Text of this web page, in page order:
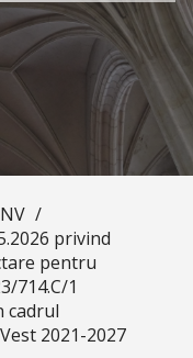
/
privind
pentru
714.C/1
cadrul
2021-2027